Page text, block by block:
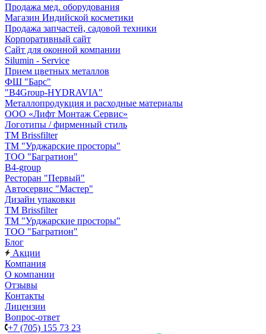
Продажа мед. оборудования
Магазин Индийской косметики
Продажа запчастей, садовой техники
Корпоративный сайт
Сайт для оконной компании
Silumin - Service
Прием цветных металлов
ФШ "Барс"
"B4Group-HYDRAVIA"
Металлопродукция и расходные материалы
OOO «Лифт Монтаж Сервис»
Логотипы / фирменный стиль
TM Brissfilter
ТМ "Урджарские просторы"
ТОО "Багратион"
B4-group
Ресторан "Первый"
Автосервис "Мастер"
Дизайн упаковки
TM Brissfilter
ТМ "Урджарские просторы"
ТОО "Багратион"
Блог
Акции
Компания
О компании
Отзывы
Контакты
Лицензии
Вопрос-ответ
+7 (705) 155 73 23